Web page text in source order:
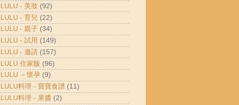
LULU - 美妝 (92)
LULU - 育兒 (22)
LULU - 親子 (34)
LULU - 試用 (149)
LULU - 邀請 (157)
LULU 住家飯 (96)
LULU －懷孕 (9)
LULU料理 - 寶寶食譜 (11)
LULU料理 - 果醬 (2)